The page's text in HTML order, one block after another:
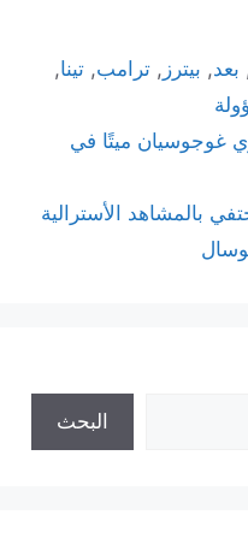
بعد, بيترز ,ترامب,تينا,
غوجوسيان ميتًا في
بالمشاهد الأسترالية
البحث